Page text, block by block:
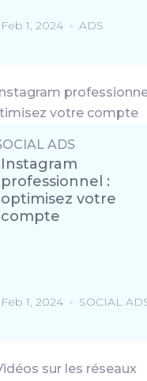
Feb 1, 2024 ADS
Instagram
professionnel :
optimisez votre
compte
Feb 1, 2024 SOCIAL